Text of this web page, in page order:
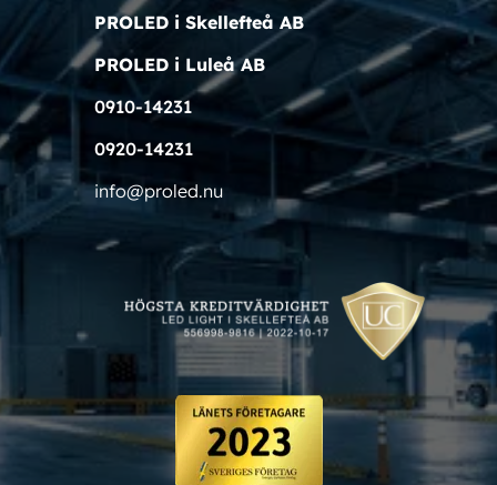
PROLED i Skellefteå AB
PROLED i Luleå AB
0910-14231
0920-14231
info@proled.nu